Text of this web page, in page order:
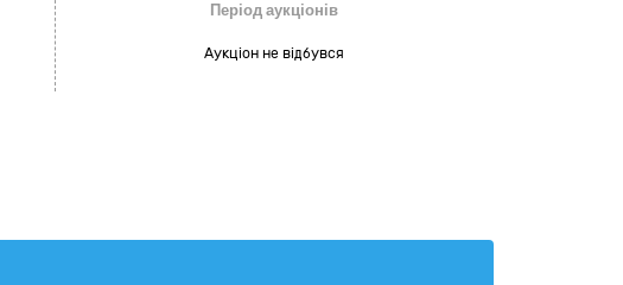
Період аукціонів
Аукціон не відбувся